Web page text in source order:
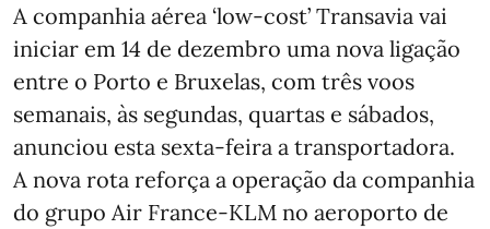
A companhia aérea ‘low-cost’ Transavia vai
iniciar em 14 de dezembro uma nova ligação
entre o Porto e Bruxelas, com três voos
semanais, às segundas, quartas e sábados,
anunciou esta sexta-feira a transportadora.
A nova rota reforça a operação da companhia
do grupo Air France-KLM no aeroporto de